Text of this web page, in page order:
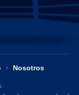
Nosotros